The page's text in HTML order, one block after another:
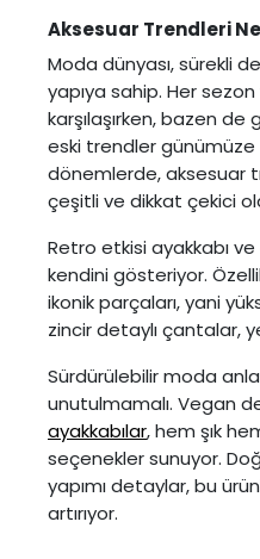
Aksesuar Trendleri
Moda dünyası, sürekli
yapıya sahip. Her
karşılaşırken, bazen
eski trendler günümüze
dönemlerde, aksesuar
çeşitli ve dikkat çekici
Retro etkisi ayakkabı
kendini gösteriyor.
ikonik parçaları, yani
zincir detaylı çantalar,
Sürdürülebilir moda
unutulmamalı. Vegan
ayakkabılar, hem şık
seçenekler sunuyor.
yapımı detaylar, bu
artırıyor.